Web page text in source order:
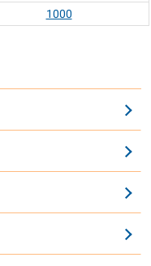
1000